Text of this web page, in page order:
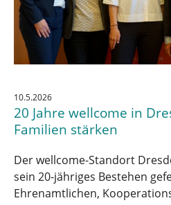
10.5.2026
20 Jahre wellcome in
Familien stärken
Der wellcome-Standort
sein 20-jähriges Bestehen
Ehrenamtlichen,